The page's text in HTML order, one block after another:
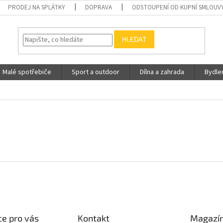
PRODEJ NA SPLÁTKY DOPRAVA ODSTOUPENÍ OD KUPNÍ
HLEDAT
Malé spotřebiče Sport a outdoor Dílna a zahrada
pro vás Kontakt